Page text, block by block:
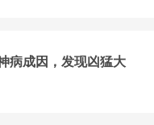
病成因，发现凶猛大